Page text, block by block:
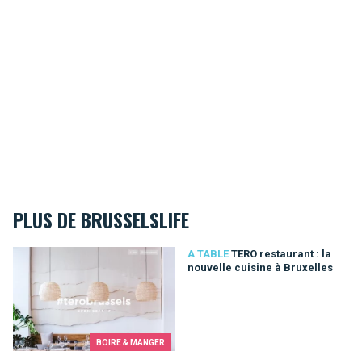
PLUS DE BRUSSELSLIFE
BOIRE & MANGER
A TABLE TERO restaurant : la
nouvelle cuisine à Bruxelles
TERO restaurant : la nouvelle cuisine à Bruxelles